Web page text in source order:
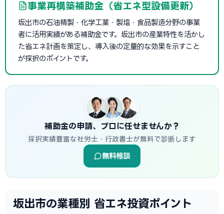
事業再構築補助金（省エネ型設備更新）
坂出市の石油精製・化学工業・製塩・食品製造分野の事業
者に活用実績がある補助金です。坂出市の産業特性を活かし
た省エネ計画を策定し、導入後の定量的な効果を示すこと
が採択のポイントです。
補助金の申請、プロに任せませんか？
採択実績豊富な社労士・行政書士が無料で診断します
無料相談
坂出市の業種別 省エネ投資ポイント